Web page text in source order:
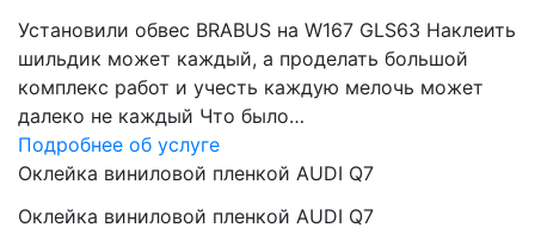
Установили обвес BRABUS на W167 GLS63 Наклеить
шильдик может каждый, а проделать большой
комплекс работ и учесть каждую мелочь может
далеко не каждый Что было…
Подробнее об услуге
Оклейка виниловой пленкой AUDI Q7
Оклейка виниловой пленкой AUDI Q7